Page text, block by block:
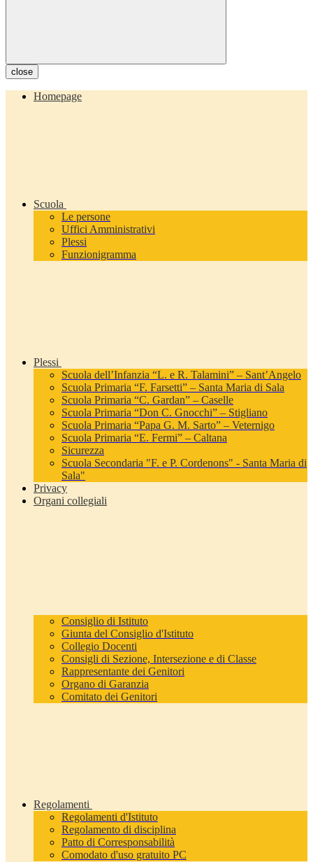
close
Homepage
Scuola
Le persone
Uffici Amministrativi
Plessi
Funzionigramma
Plessi
Scuola dell’Infanzia “L. e R. Talamini” – Sant’Angelo
Scuola Primaria “F. Farsetti” – Santa Maria di Sala
Scuola Primaria “C. Gardan” – Caselle
Scuola Primaria “Don C. Gnocchi” – Stigliano
Scuola Primaria “Papa G. M. Sarto” – Veternigo
Scuola Primaria “E. Fermi” – Caltana
Sicurezza
Scuola Secondaria "F. e P. Cordenons" - Santa Maria di
Sala"
Privacy
Organi collegiali
Consiglio di Istituto
Giunta del Consiglio d'Istituto
Collegio Docenti
Consigli di Sezione, Intersezione e di Classe
Rappresentante dei Genitori
Organo di Garanzia
Comitato dei Genitori
Regolamenti
Regolamenti d'Istituto
Regolamento di disciplina
Patto di Corresponsabilità
Comodato d'uso gratuito PC